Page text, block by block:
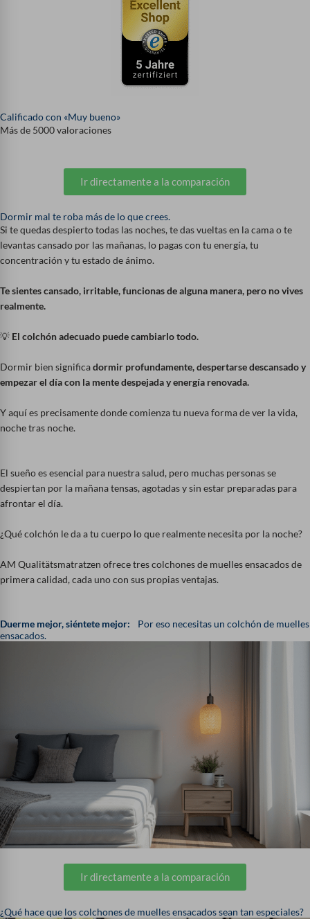
Calificado con «Muy bueno»
Más de 5000 valoraciones
Ir directamente a la comparación
Dormir mal te roba más de lo que crees.
Si te quedas despierto todas las noches, te das vueltas en la cama o te
levantas cansado por las mañanas, lo pagas con tu energía, tu
concentración y tu estado de ánimo.
Te sientes cansado, irritable, funcionas de alguna manera, pero no vives
realmente.
💡 El colchón adecuado puede cambiarlo todo.
Dormir bien significadormir profundamente, despertarse descansado y
empezar el día con la mente despejada y energía renovada.
Y aquí es precisamente donde comienza tu nueva forma de ver la vida,
noche tras noche.
El sueño es esencial para nuestra salud, pero muchas personas se
despiertan por la mañana tensas, agotadas y sin estar preparadas para
afrontar el día.
¿Qué colchón le da a tu cuerpo lo que realmente necesita por la noche?
AM Qualitätsmatratzen ofrece tres colchones de muelles ensacados de
primera calidad, cada uno con sus propias ventajas.
Duerme mejor, siéntete mejor: Por eso necesitas un colchón de muelles
ensacados.
Ir directamente a la comparación
¿Qué hace que los colchones de muelles ensacados sean tan especiales?